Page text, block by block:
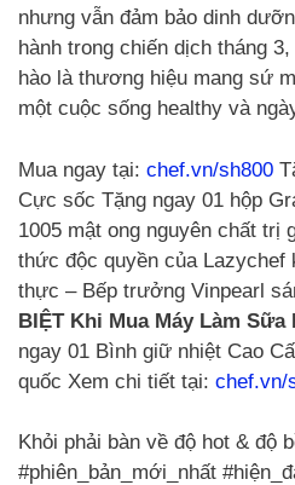
nhưng vẫn đảm bảo dinh
hành trong chiến dịch tháng
hào là thương hiệu mang sứ
một cuộc sống healthy và
Mua ngay tại: chef.vn/sh800
Cực sốc Tặng ngay 01 hộp
1005 mật ong nguyên chất trị
thức độc quyền của Lazychef
thực – Bếp trưởng Vinpearl
BIỆT Khi Mua Máy Làm Sữa
ngay 01 Bình giữ nhiệt Cao
quốc Xem chi tiết tại: chef.vn/
Khỏi phải bàn về độ hot & độ
#phiên_bản_mới_nhất